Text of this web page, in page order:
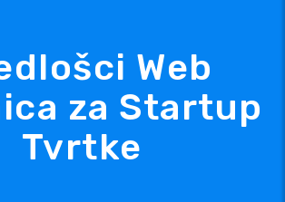
Web
za Startup
Tvrtke